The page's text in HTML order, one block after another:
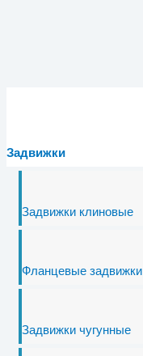
Задвижки
Задвижки клиновые
Фланцевые задвижки
Задвижки чугунные